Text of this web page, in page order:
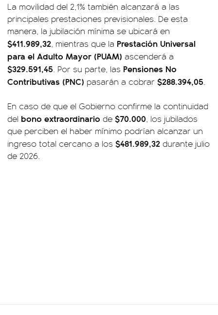
La movilidad del 2,1% también alcanzará a las
principales prestaciones previsionales. De esta
manera, la jubilación mínima se ubicará en
$411.989,32, mientras que la Prestación Universal
para el Adulto Mayor (PUAM) ascenderá a
$329.591,45. Por su parte, las Pensiones No
Contributivas (PNC) pasarán a cobrar $288.394,05.
En caso de que el Gobierno confirme la continuidad
del bono extraordinario de $70.000, los jubilados
que perciben el haber mínimo podrían alcanzar un
ingreso total cercano a los $481.989,32 durante julio
de 2026.